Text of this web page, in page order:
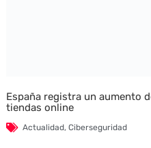
España registra un aumento
tiendas online
Actualidad, Ciberseguridad